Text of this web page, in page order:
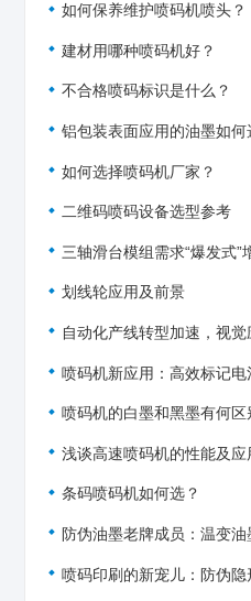
如何保养维护喷码机喷头？
建材用哪种喷码机好？
不合格喷码标识是什么？
铝包装表面应用的油墨如何
如何选择喷码机厂家？
二维码喷码设备选型参考
三轴滑台模组需求“爆发式”
划线轮应用及前景
自动化产线转型加速，视
喷码机新应用：高效标记
喷码机的白墨和黑墨有何区
浅谈高速喷码机的性能及应
条码喷码机如何选？
防伪油墨老牌成员：温变油
喷码印刷的新宠儿：防伪隐